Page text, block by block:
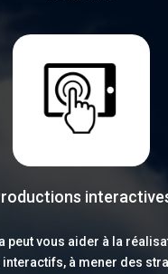
peut vous aider à la
à mener des